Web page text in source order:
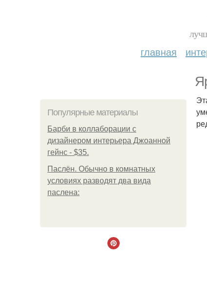
главная
Популярные материалы
Барби в коллаборации с
дизайнером интерьера Джоанной
гейнс - $35.
Паслён. Обычно в комнатных
условиях разводят два вида
паслена: